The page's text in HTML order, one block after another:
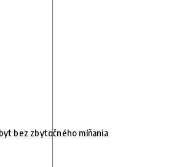
bez zbytočného míňania